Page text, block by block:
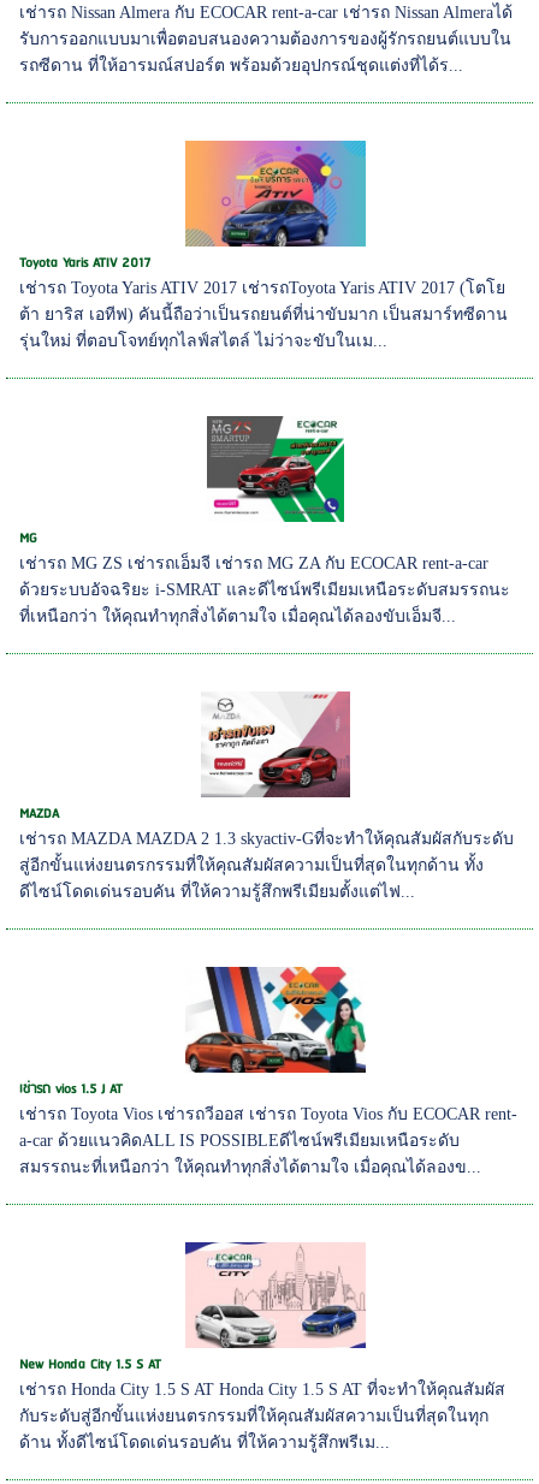
เช่ารถ Nissan Almera กับ ECOCAR rent-a-car เช่ารถ Nissan Almeraได้
รับการออกแบบมาเพื่อตอบสนองความต้องการของผู้รักรถยนต์แบบใน
รถซีดาน ที่ให้อารมณ์สปอร์ต พร้อมด้วยอุปกรณ์ชุดแต่งที่ได้ร...
Toyota Yaris ATIV 2017
เช่ารถ Toyota Yaris ATIV 2017 เช่ารถToyota Yaris ATIV 2017 (โตโย
ต้า ยาริส เอทีฟ) คันนี้ถือว่าเป็นรถยนต์ที่น่าขับมาก เป็นสมาร์ทซีดาน
รุ่นใหม่ ที่ตอบโจทย์ทุกไลฟ์สไตล์ ไม่ว่าจะขับในเม...
MG
เช่ารถ MG ZS เช่ารถเอ็มจี เช่ารถ MG ZA กับ ECOCAR rent-a-car
ด้วยระบบอัจฉริยะ i-SMRAT และดีไซน์พรีเมียมเหนือระดับสมรรถนะ
ที่เหนือกว่า ให้คุณทำทุกสิ่งได้ตามใจ เมื่อคุณได้ลองขับเอ็มจี...
MAZDA
เช่ารถ MAZDA MAZDA 2 1.3 skyactiv-Gที่จะทำให้คุณสัมผัสกับระดับ
สู่อีกขั้นแห่งยนตรกรรมที่ให้คุณสัมผัสความเป็นที่สุดในทุกด้าน ทั้ง
ดีไซน์โดดเด่นรอบคัน ที่ให้ความรู้สึกพรีเมียมตั้งแต่ไฟ...
เช่ารถ vios 1.5 J AT
เช่ารถ Toyota Vios เช่ารถวีออส เช่ารถ Toyota Vios กับ ECOCAR rent-
a-car ด้วยแนวคิดALL IS POSSIBLEดีไซน์พรีเมียมเหนือระดับ
สมรรถนะที่เหนือกว่า ให้คุณทำทุกสิ่งได้ตามใจ เมื่อคุณได้ลองข...
New Honda City 1.5 S AT
เช่ารถ Honda City 1.5 S AT Honda City 1.5 S AT ที่จะทำให้คุณสัมผัส
กับระดับสู่อีกขั้นแห่งยนตรกรรมที่ให้คุณสัมผัสความเป็นที่สุดในทุก
ด้าน ทั้งดีไซน์โดดเด่นรอบคัน ที่ให้ความรู้สึกพรีเม...